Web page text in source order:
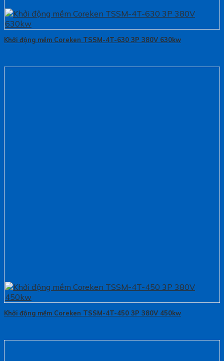
Khởi động mềm Coreken TSSM-4T-630 3P 380V 630kw
Khởi động mềm Coreken TSSM-4T-450 3P 380V 450kw